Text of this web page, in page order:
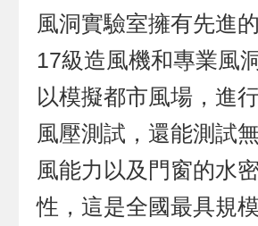
風洞實驗室擁有先進
17級造風機和專業風
以模擬都市風場，進
風壓測試，還能測試
風能力以及門窗的水
性，這是全國最具規